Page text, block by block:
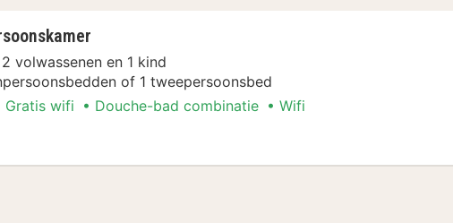
volwassenen en 1 kind
of 1 tweepersoonsbed
Gratis wifi Douche-bad combinatie Wifi